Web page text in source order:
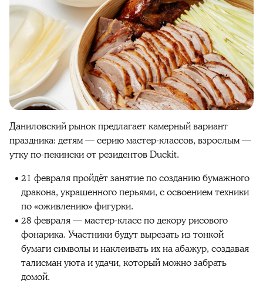
Даниловский рынок предлагает камерный вариант
праздника: детям — серию мастер-классов, взрослым —
утку по-пекински от резидентов Duckit.
21 февраля пройдёт занятие по созданию бумажного
дракона, украшенного перьями, с освоением техники
по «оживлению» фигурки.
28 февраля — мастер-класс по декору рисового
фонарика. Участники будут вырезать из тонкой
бумаги символы и наклеивать их на абажур, создавая
талисман уюта и удачи, который можно забрать
домой.